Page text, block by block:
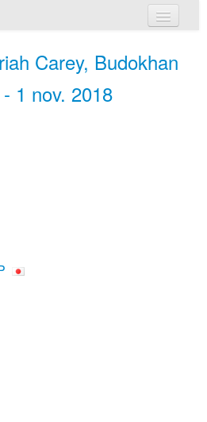
Carey, Budokhan
1 nov. 2018